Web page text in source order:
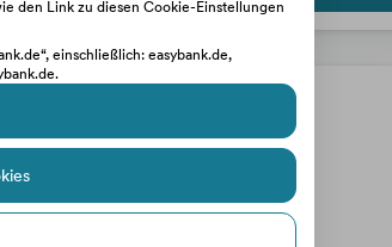
den Link zu diesen Cookie-Einstellungen
einschließlich: easybank.de,